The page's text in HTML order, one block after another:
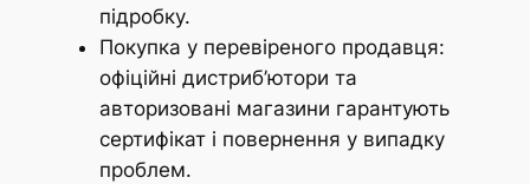
підробку.
Покупка у перевіреного продавця:
офіційні дистриб’ютори та
авторизовані магазини гарантують
сертифікат і повернення у випадку
проблем.